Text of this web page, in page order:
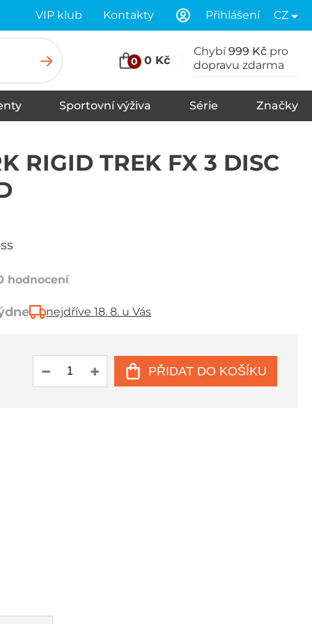
VIP klub Kontakty Přihlášení CZ
0 0 Kč
Chybí999 Kč pro
dopravu zdarma
Sportovní výživa Série Značky
RIGID TREK FX 3 DISC
hodnocení
nejdříve 18. 8. u Vás
PŘIDAT DO KOŠÍKU